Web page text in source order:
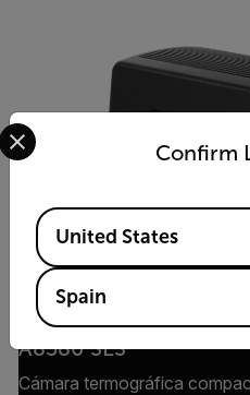
A8580 SLS
Cámara termográfica
Confirm
Select your preferred country
Available Locations
United States
Spain